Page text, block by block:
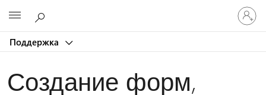
Поддержка
Создание форм,